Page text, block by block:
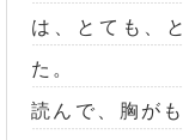
は、とても、
た。
読んで、胸が